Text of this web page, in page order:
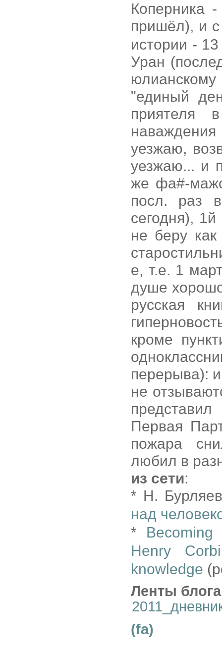
Коперника
пришёл), и
истории -
Уран
"единый
приятеля
уезжаю,
уезжаю... и
же фа#-
посл. раз
сегодня),
не беру
е, т.е. 1
душе
русская
кроме
перерыва):
не
Первая
пожара
любил в
из сети:
* Н.
над
*
Henry
knowledge
Ленты
(fa)